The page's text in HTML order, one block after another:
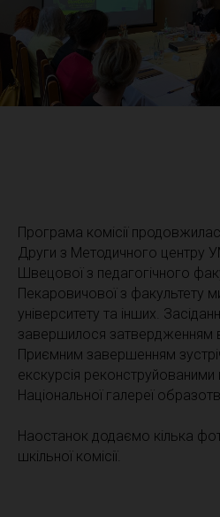
Програма комісії
Други з Методичного центру
Швецової з педагогічного
Пекаровичової з факультету
університету та інших.
завершилося затвердженням
Приємним завершенням
екскурсія
Національної галереї
Наостанок додаємо кілька
шкільної комісії.